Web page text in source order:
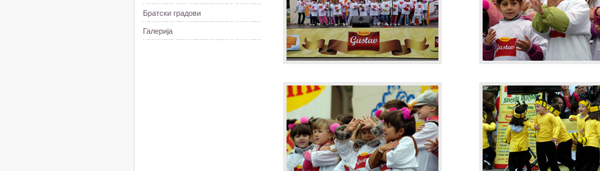
Братски градови
Галерија